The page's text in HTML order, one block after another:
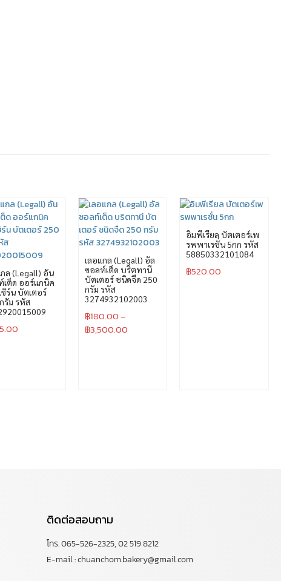
ล (Legall) อัน
เต็ด ออร์แกนิค
ซิร์น บัตเตอร์
รัม รหัส
เลอแกล (Legall) อัล
ซอลท์เต็ด บริตทานี
บัตเตอร์ ชนิดจืด 250
กรัม รหัส
3274932102003
฿180.00–
฿3,500.00
อิมพีเรียล บัตเตอร์เพ
รพพาเรชั่น 5กก รหัส
58850332101084
฿520.00
ติดต่อสอบถาม
โทร. 065-526-2325, 02 519 8212
E-mail : chuanchom.bakery@gmail.com